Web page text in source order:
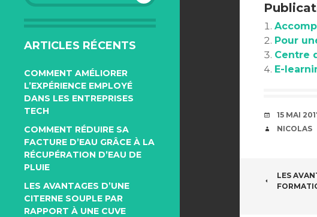
ARTICLES RÉCENTS
COMMENT AMÉLIORER
L’EXPÉRIENCE EMPLOYÉ
DANS LES ENTREPRISES
TECH
COMMENT RÉDUIRE SA
FACTURE D’EAU GRÂCE À LA
RÉCUPÉRATION D’EAU DE
PLUIE
LES AVANTAGES D’UNE
CITERNE SOUPLE PAR
RAPPORT À UNE CUVE
Pour
Centre
E-
DATE
15 MAI
AUTEUR
NICOLAS
LES